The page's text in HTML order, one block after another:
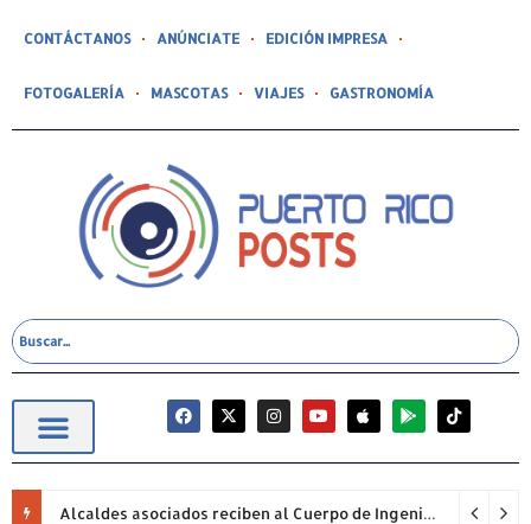
CONTÁCTANOS ANÚNCIATE EDICIÓN IMPRESA
FOTOGALERÍA MASCOTAS VIAJES GASTRONOMÍA
Alcaldes asociados reciben al Cuerpo de Ingenieros (USACE) para proyectos pendientes.